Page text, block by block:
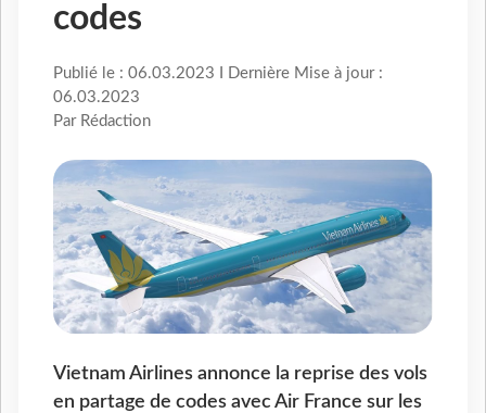
codes
Publié le : 06.03.2023 I Dernière Mise à jour :
06.03.2023
Par Rédaction
Vietnam Airlines annonce la reprise des vols
en partage de codes avec Air France sur les